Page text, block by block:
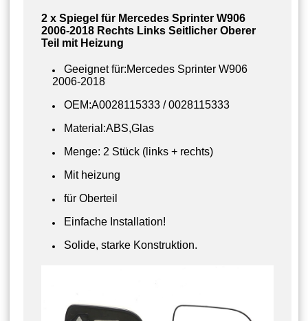
2 x Spiegel für Mercedes Sprinter W906
2006-2018 Rechts Links Seitlicher Oberer
Teil mit Heizung
Geeignet für:Mercedes Sprinter W906
2006-2018
OEM:A0028115333 / 0028115333
Material:ABS,Glas
Menge: 2 Stück (links + rechts)
Mit heizung
für Oberteil
Einfache Installation!
Solide, starke Konstruktion.